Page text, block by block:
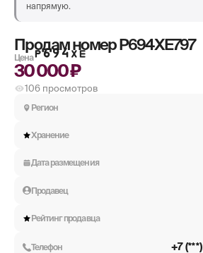
напрямую.
Продам номерР694ХЕ797
Р694ХЕ
Цена
30 000 ₽
106 просмотров
Регион
Хранение
Дата размещения
Продавец
Рейтинг продавца
Телефон +7